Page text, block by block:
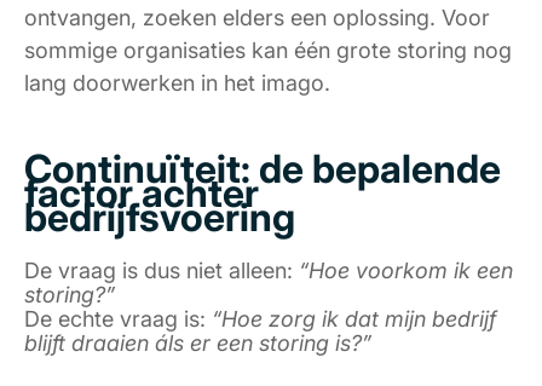
ontvangen, zoeken elders een oplossing. Voor
sommige organisaties kan één grote storing nog
lang doorwerken in het imago.
Continuïteit: de bepalende
factor achter
bedrijfsvoering
De vraag is dus niet alleen: “Hoe voorkom ik een
storing?”
De echte vraag is: “Hoe zorg ik dat mijn bedrijf
blijft draaien áls er een storing is?”